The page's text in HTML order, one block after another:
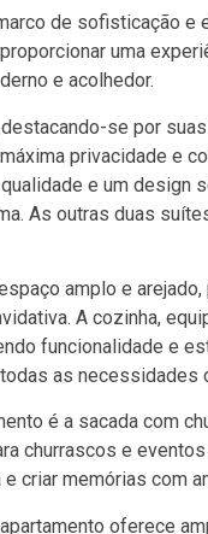
de sofisticação e
uma
e acolhedor.
se por
privacidade e
e um design
As outras duas
amplo e
A cozinha,
funcionalidade e
as necessidades
é a sacada com
churrascos e
criar memórias com
oferece